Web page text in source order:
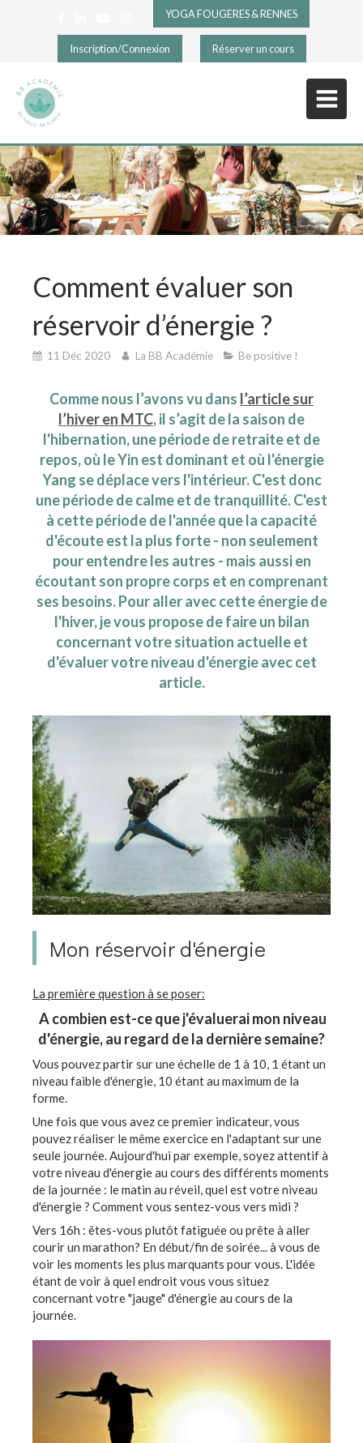
YOGA FOUGERES & RENNES
Inscription/Connexion Réserver un cours
Comment évaluer son
réservoir d’énergie ?
11 Déc 2020 La BB Académie Be positive !
Comme nous l’avons vu dans l’article sur
l’hiver en MTC, il s’agit de la saison de
l'hibernation, une période de retraite et de
repos, où le Yin est dominant et où l'énergie
Yang se déplace vers l'intérieur. C'est donc
une période de calme et de tranquillité. C'est
à cette période de l'année que la capacité
d'écoute est la plus forte - non seulement
pour entendre les autres - mais aussi en
écoutant son propre corps et en comprenant
ses besoins. Pour aller avec cette énergie de
l'hiver, je vous propose de faire un bilan
concernant votre situation actuelle et
d'évaluer votre niveau d'énergie avec cet
article.
Mon réservoir d'énergie
La première question à se poser:
A combien est-ce que j'évaluerai mon niveau
d'énergie, au regard de la dernière semaine?
Vous pouvez partir sur une échelle de 1 à 10, 1 étant un
niveau faible d'énergie, 10 étant au maximum de la
forme.
Une fois que vous avez ce premier indicateur, vous
pouvez réaliser le même exercice en l'adaptant sur une
seule journée. Aujourd'hui par exemple, soyez attentif à
votre niveau d'énergie au cours des différents moments
de la journée : le matin au réveil, quel est votre niveau
d'énergie ? Comment vous sentez-vous vers midi ?
Vers 16h : êtes-vous plutôt fatiguée ou prête à aller
courir un marathon? En début/fin de soirée... à vous de
voir les moments les plus marquants pour vous. L'idée
étant de voir à quel endroit vous vous situez
concernant votre "jauge" d'énergie au cours de la
journée.